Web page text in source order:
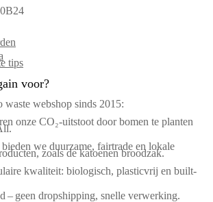
tips
voor?
waste webshop sinds 2015:
onze CO₂-uitstoot door bomen te planten
we duurzame, fairtrade en lokale
zoals de katoenen broodzak.
kwaliteit: biologisch, plasticvrij en built-
– geen dropshipping, snelle verwerking.